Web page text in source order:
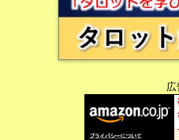
広